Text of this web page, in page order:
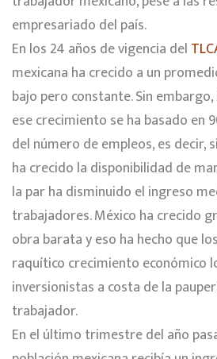
empresariado del país.
En los 24 años de vigencia del
mexicana ha crecido a un
bajo pero constante. Sin
ese crecimiento se ha basado en
del número de empleos, es decir,
ha crecido la disponibilidad de
la par ha disminuido el ingreso
trabajadores. México ha crecido
obra barata y eso ha hecho que
raquítico crecimiento económico
inversionistas a costa de la
trabajador.
En el último trimestre del año